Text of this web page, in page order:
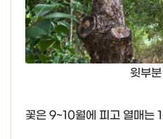
윗부분
꽃은 9~10월에 피고 열매는